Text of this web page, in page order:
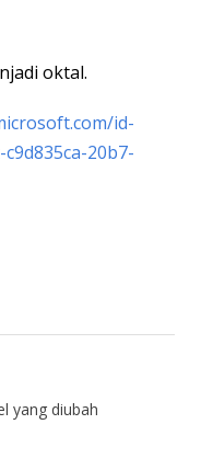
oktal.
id-
20b7-
yang diubah